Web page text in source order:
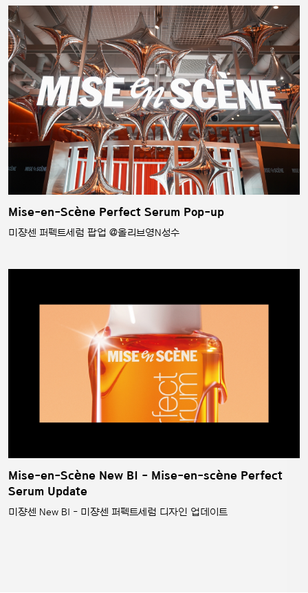
Mise-en-Scène Perfect Serum Pop-up
미쟝센 퍼펙트세럼 팝업 @올리브영N성수
Mise-en-Scène New BI - Mise-en-scène Perfect
Serum Update
미쟝센 New BI - 미쟝센 퍼펙트세럼 디자인 업데이트